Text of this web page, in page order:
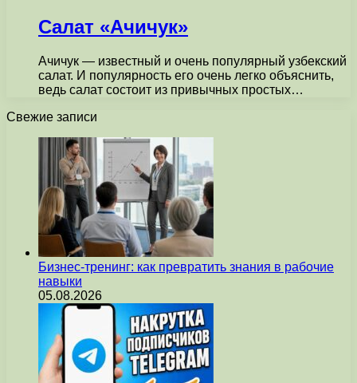
Салат «Ачичук»
Ачичук — известный и очень популярный узбекский
салат. И популярность его очень легко объяснить,
ведь салат состоит из привычных простых…
Свежие записи
Бизнес-тренинг: как превратить знания в рабочие
навыки
05.08.2026